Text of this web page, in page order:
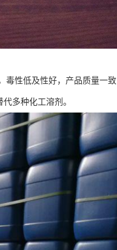
毒性低及性好，产品质量一致
多种化工溶剂。